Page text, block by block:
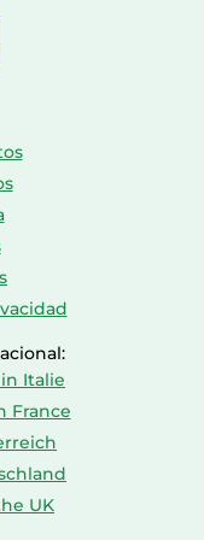
Italie
France
UK